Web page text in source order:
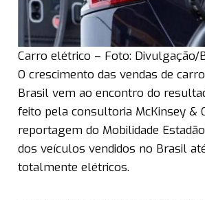
Carro elétrico – Foto: Divulgação/
O crescimento das vendas de
Brasil vem ao encontro do
feito pela consultoria McKinsey &
reportagem do Mobilidade
dos veículos vendidos no Brasil
totalmente elétricos.